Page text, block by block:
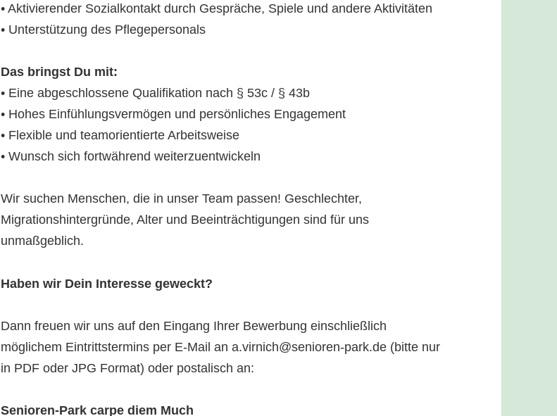
• Aktivierender Sozialkontakt durch Gespräche, Spiele und andere Aktivitäten
• Unterstützung des Pflegepersonals
Das bringst Du mit:
• Eine abgeschlossene Qualifikation nach § 53c / § 43b
• Hohes Einfühlungsvermögen und persönliches Engagement
• Flexible und teamorientierte Arbeitsweise
• Wunsch sich fortwährend weiterzuentwickeln
Wir suchen Menschen, die in unser Team passen! Geschlechter,
Migrationshintergründe, Alter und Beeinträchtigungen sind für uns
unmaßgeblich.
Haben wir Dein Interesse geweckt?
Dann freuen wir uns auf den Eingang Ihrer Bewerbung einschließlich
möglichem Eintrittstermins per E-Mail an a.virnich@senioren-park.de (bitte nur
in PDF oder JPG Format) oder postalisch an:
Senioren-Park carpe diem Much